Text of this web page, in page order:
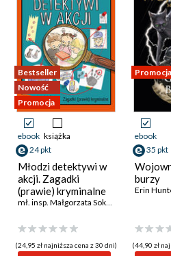
Bestseller
Nowość
Promocja
ebook książka
24 pkt
Młodzi detektywi w
akcji. Zagadki
(prawie) kryminalne
mł. insp. Małgorzata Sokołowska
(24,95 zł najniższa cena z 30 dni)
Promocja
ebook
35 pkt
burzy
Erin
(44,90 zł